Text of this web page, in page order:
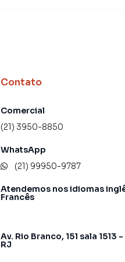
Contato
Comercial
(21) 3950-8850
WhatsApp
(21) 99950-9787
Atendemos nos idiomas
Francês
Av. Rio Branco, 151 sala 1513
RJ